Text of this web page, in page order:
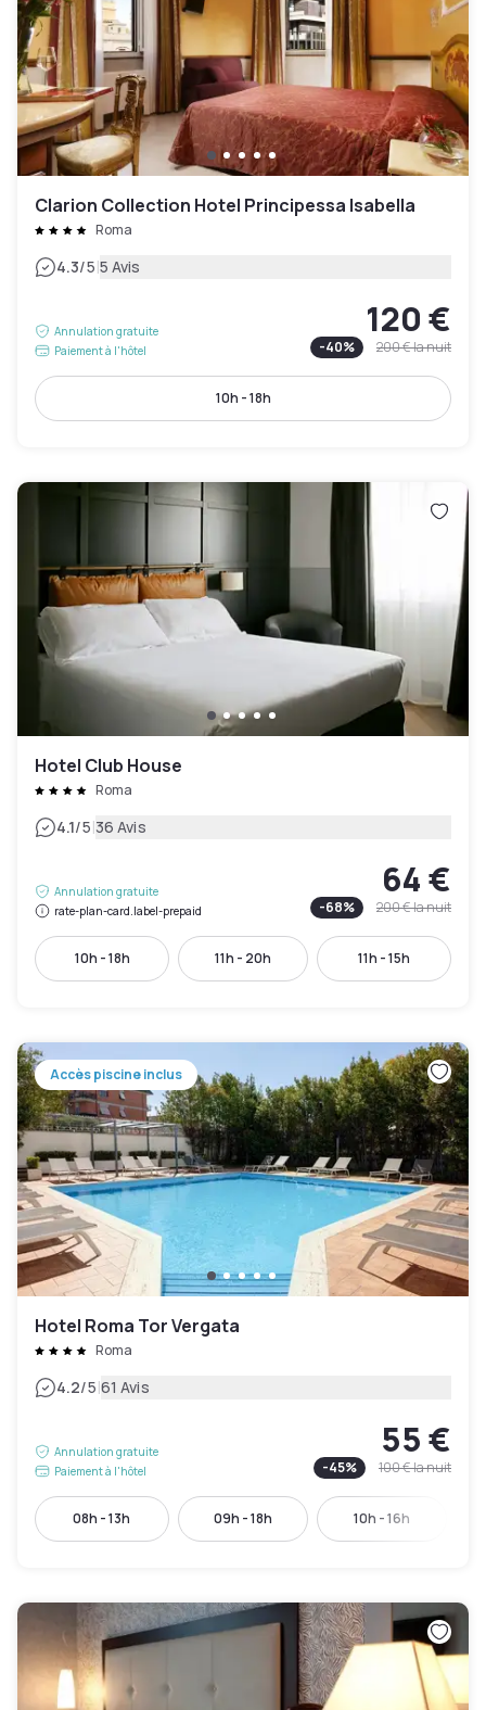
Clarion Collection Hotel Principessa Isabella
Roma
4.3/5|5 Avis
Annulation gratuite
Paiement à l'hôtel
120 €
-40% 200 €la nuit
10h - 18h
Hotel Club House
Roma
4.1/5|36 Avis
Annulation gratuite
rate-plan-card.label-prepaid
64 €
-68% 200 €la nuit
10h - 18h 11h - 20h 11h - 15h
Accès piscine inclus
Hotel Roma Tor Vergata
Roma
4.2/5|61 Avis
Annulation gratuite
Paiement à l'hôtel
55 €
-45% 100 €la nuit
08h - 13h 09h - 18h 10h - 16h